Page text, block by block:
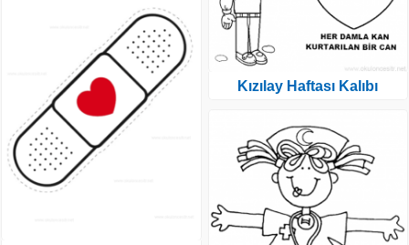
Kızılay Haftası Kalıbı